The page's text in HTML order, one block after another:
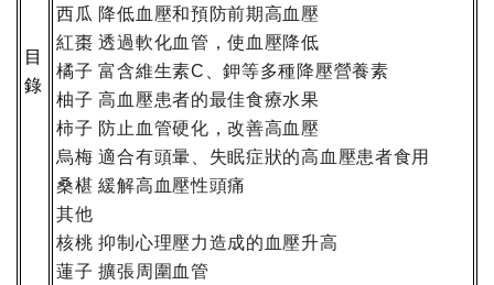
目
錄
西瓜 降低血壓和預防前期高血壓
紅棗 透過軟化血管，使血壓降低
橘子 富含維生素C 、鉀等多種降壓營養素
柚子 高血壓患者的最佳食療水果
柿子 防止血管硬化，改善高血壓
烏梅 適合有頭暈、失眠症狀的高血壓患者食用
桑椹 緩解高血壓性頭痛
其他
核桃 抑制心理壓力造成的血壓升高
蓮子 擴張周圍血管